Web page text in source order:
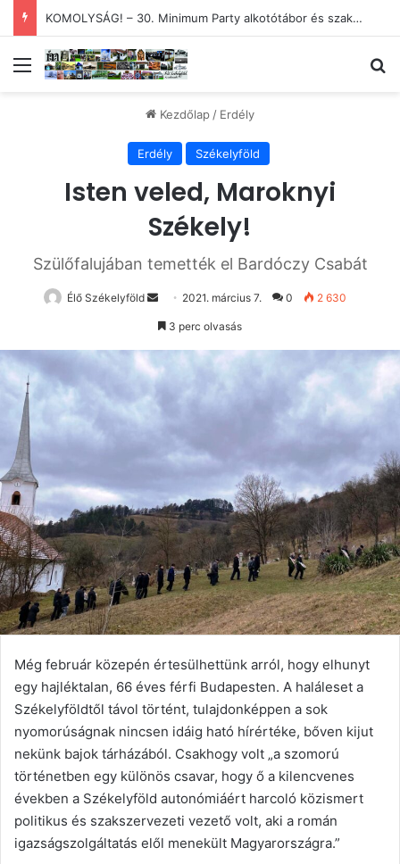
KIÁLLÍTÁS – Székelyudvarhelyi és magyar – és menyasszony
Menü
Kezdőlap/ Erdély
Erdély Székelyföld
Isten veled, Maroknyi
Székely!
Szülőfalujában temették el Bardóczy Csabát
Élő Székelyföld
Send
an
2021. március 7. 0 2 630
3 perc olvasás
Még február közepén értesülhettünk arról, hogy elhunyt
egy hajléktalan, 66 éves férfi Budapesten. A haláleset a
Székelyföldtől távol történt, tulajdonképpen a sok
nyomorúságnak nincsen idáig ható hírértéke, bőven kijut
nekünk bajok tárházából. Csakhogy volt „a szomorú
történetben egy különös csavar, hogy ő a kilencvenes
években a Székelyföld autonómiáért harcoló közismert
politikus és szakszervezeti vezető volt, aki a román
igazságszolgáltatás elől menekült Magyarországra.”